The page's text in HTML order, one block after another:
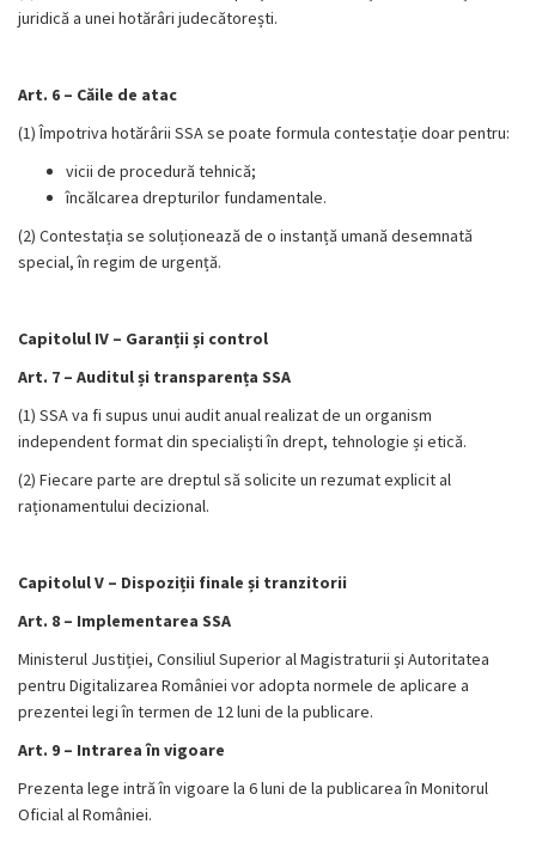
juridică a unei hotărâri judecătorești.
Art. 6 – Căile de atac
(1) Împotriva hotărârii SSA se poate formula contestație doar pentru:
vicii de procedură tehnică;
încălcarea drepturilor fundamentale.
(2) Contestația se soluționează de o instanță umană desemnată
special, în regim de urgență.
Capitolul IV – Garanții și control
Art. 7 – Auditul și transparența SSA
(1) SSA va fi supus unui audit anual realizat de un organism
independent format din specialiști în drept, tehnologie și etică.
(2) Fiecare parte are dreptul să solicite un rezumat explicit al
raționamentului decizional.
Capitolul V – Dispoziții finale și tranzitorii
Art. 8 – Implementarea SSA
Ministerul Justiției, Consiliul Superior al Magistraturii și Autoritatea
pentru Digitalizarea României vor adopta normele de aplicare a
prezentei legi în termen de 12 luni de la publicare.
Art. 9 – Intrarea în vigoare
Prezenta lege intră în vigoare la 6 luni de la publicarea în Monitorul
Oficial al României.